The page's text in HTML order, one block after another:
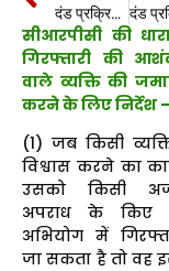
दंड प्रक्रिया संहिता की धारा 437A | सीआरपीसी की धारा 437A | Section 437A CrPC in hindi
सीआरपीसी की
गिरफ्तारी की
वाले व्यक्ति की
करने के लिए निर्देश
(1) जब किसी
विश्वास करने का
उसको किसी
अपराध के
अभियोग में
जा सकता है तो वह